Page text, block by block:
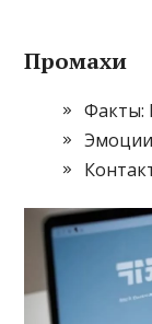
Промахи
Факты: